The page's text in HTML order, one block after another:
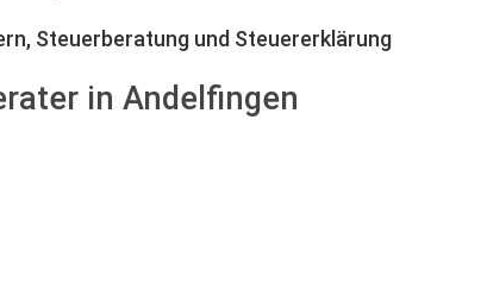
Steuerberatung und Steuererklärung
in Andelfingen